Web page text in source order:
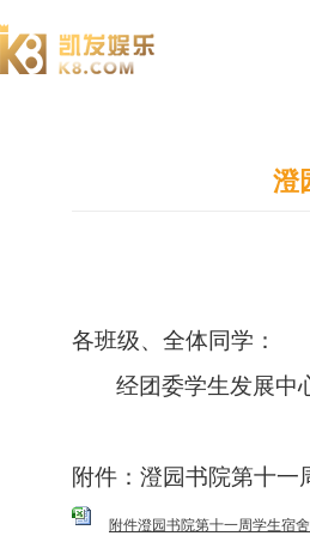
澄
各班级、全体同学：
经团委学生发展中
附件：澄园书院第十一
附件澄园书院第十一周学生宿